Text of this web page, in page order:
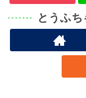
とうふ